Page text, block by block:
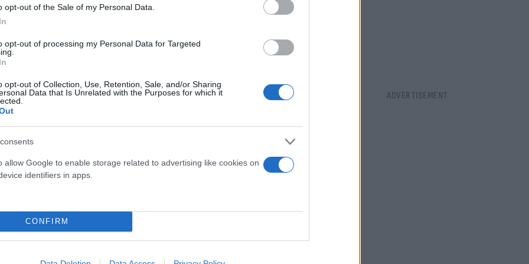
opt-out of the Sale of my Personal Data.
opt-out of processing my Personal Data for Targeted
opt-out of Collection, Use, Retention, Sale, and/or Sharing
Data that Is Unrelated with the Purposes for which it
allow Google to enable storage related to advertising like cookies on
identifiers in apps.
CONFIRM
ούρων από πάνω από χίλια άτομα, τόσο από υγιείς
προστάτη. Για την εκτέλεση χρησιμοποίησαν τεχνικές όπως
έκφραση των γονιδίων στα ούρα, και επιπλέον εξέτασαν
σύνδεση μεταξύ των βιοδεικτών και του πραγματικού
επεμβατικές εξετάσεις για τον ασθενή και
ξεχωρίσματος των περιπτώσεων που όντως χρήζουν
απειλούν άμεσα.